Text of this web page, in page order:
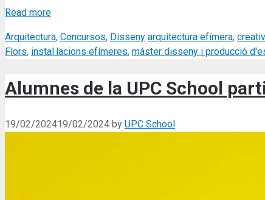
Read more
Categories
Arquitectura, Concursos, Disseny Tags
arquitectura efímera,
Flors, instal·lacions efímeres, máster disseny i producció
Alumnes de la UPC School
19/02/202419/02/2024 by UPC School